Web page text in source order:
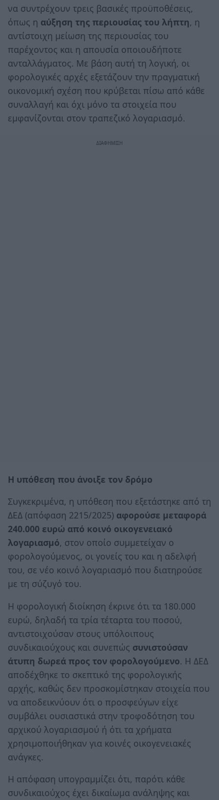
να συντρέχουν τρεις βασικές προϋποθέσεις,
όπως η αύξηση της περιουσίας του λήπτη, η
αντίστοιχη μείωση της περιουσίας του
παρέχοντος και η απουσία οποιουδήποτε
ανταλλάγματος. Με βάση αυτή τη λογική, οι
φορολογικές αρχές εξετάζουν την πραγματική
οικονομική σχέση που κρύβεται πίσω από κάθε
συναλλαγή και όχι μόνο τα στοιχεία που
εμφανίζονται στον τραπεζικό λογαριασμό.
Η υπόθεση που άνοιξε τον δρόμο
Συγκεκριμένα, η υπόθεση που εξετάστηκε από τη
ΔΕΔ (απόφαση 2215/2025) αφορούσε μεταφορά
240.000 ευρώ από κοινό οικογενειακό
λογαριασμό, στον οποίο συμμετείχαν ο
φορολογούμενος, οι γονείς του και η αδελφή
του, σε νέο κοινό λογαριασμό που διατηρούσε
με τη σύζυγό του.
Η φορολογική διοίκηση έκρινε ότι τα 180.000
ευρώ, δηλαδή τα τρία τέταρτα του ποσού,
αντιστοιχούσαν στους υπόλοιπους
συνδικαιούχους και συνεπώς συνιστούσαν
άτυπη δωρεά προς τον φορολογούμενο. Η ΔΕΔ
αποδέχθηκε το σκεπτικό της φορολογικής
αρχής, καθώς δεν προσκομίστηκαν στοιχεία που
να αποδεικνύουν ότι ο προσφεύγων είχε
συμβάλει ουσιαστικά στην τροφοδότηση του
αρχικού λογαριασμού ή ότι τα χρήματα
χρησιμοποιήθηκαν για κοινές οικογενειακές
ανάγκες.
Η απόφαση υπογραμμίζει ότι, παρότι κάθε
συνδικαιούχος έχει δικαίωμα ανάληψης και